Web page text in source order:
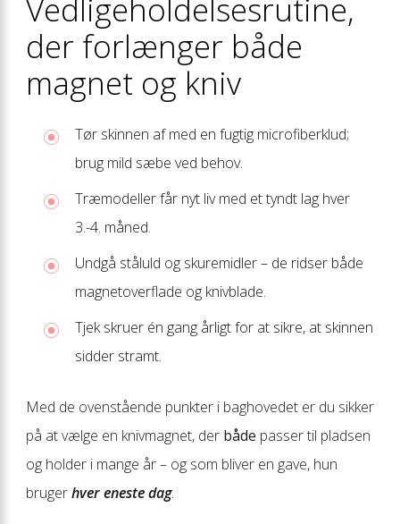
Vedligeholdelses­rutine,
der forlænger både
magnet og kniv
Tør skinnen af med en fugtig microfiberklud;
brug mild sæbe ved behov.
Træmodeller får nyt liv med et tyndt lag hver
3.-4. måned.
Undgå ståluld og skuremidler – de ridser både
magnetoverflade og knivblade.
Tjek skruer én gang årligt for at sikre, at skinnen
sidder stramt.
Med de ovenstående punkter i baghovedet er du sikker
på at vælge en knivmagnet, der både passer til pladsen
og holder i mange år – og som bliver en gave, hun
brugerhver eneste dag.